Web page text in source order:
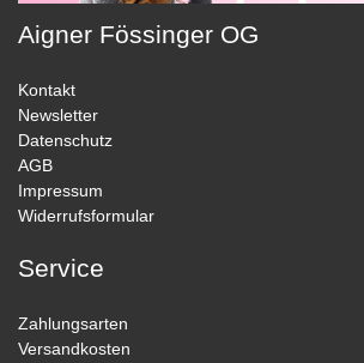
Aigner Fössinger OG
Kontakt
Newsletter
Datenschutz
AGB
Impressum
Widerrufsformular
Service
Zahlungsarten
Versandkosten